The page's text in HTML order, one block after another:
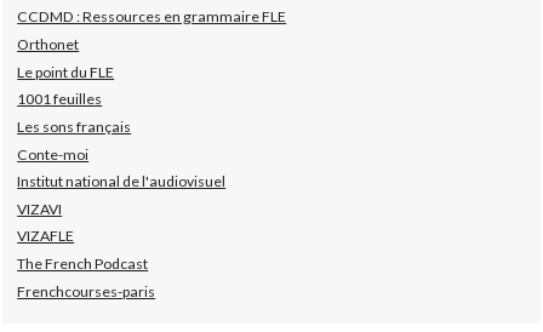
CCDMD : Ressources en grammaire FLE
Orthonet
Le point du FLE
1001 feuilles
Les sons français
Conte-moi
Institut national de l'audiovisuel
VIZAVI
VIZAFLE
The French Podcast
Frenchcourses-paris